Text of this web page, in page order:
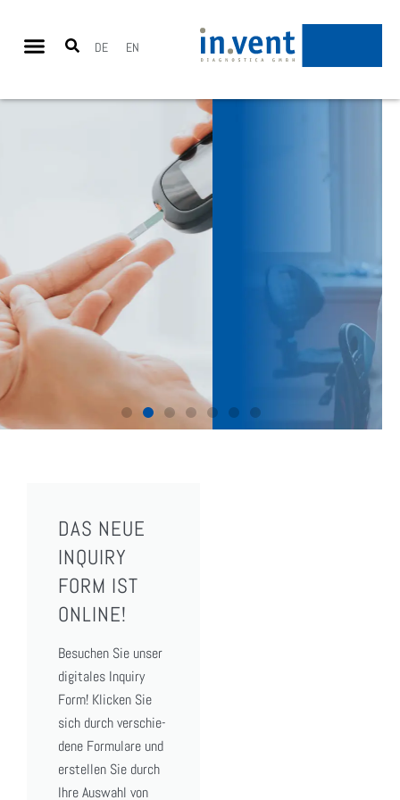
DE EN
NOR­MAL HUMAN
SERUM
gro­ße Men­gen, kur­ze Lie­fer­zei­
DAS NEUE
INQUIRY
FORM IST
ONLINE!
Besu­chen Sie unser
digi­ta­les Inquiry
Form! Kli­cken Sie
sich durch ver­schie­
de­ne For­mu­la­re und
erstel­len Sie durch
Ihre Aus­wahl von